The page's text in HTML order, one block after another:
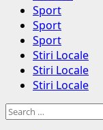
Sport
Sport
Sport
Stiri Locale
Stiri Locale
Stiri Locale
Search